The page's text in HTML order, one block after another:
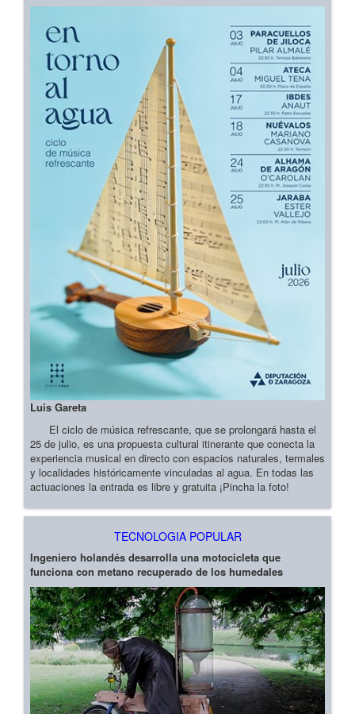
Luis Gareta
El ciclo de música refrescante, que se prolongará hasta el
25 de julio, es una propuesta cultural itinerante que conecta la
experiencia musical en directo con espacios naturales, termales
y localidades históricamente vinculadas al agua. En todas las
actuaciones la entrada es libre y gratuita ¡Pincha la foto!
TECNOLOGIA POPULAR
Ingeniero holandés desarrolla una motocicleta que
funciona con metano recuperado de los humedales